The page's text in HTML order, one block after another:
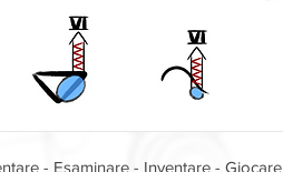
- Esaminare - Inventare - Giocare